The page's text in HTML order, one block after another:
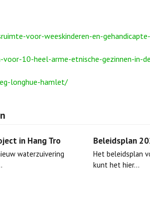
voor-weeskinderen-en-
10-heel-arme-etnische-gezinnen-in-
longhue-hamlet/
in Hang Tro
waterzuivering
Beleidsplan
Het beleidsplan
kunt het hier…